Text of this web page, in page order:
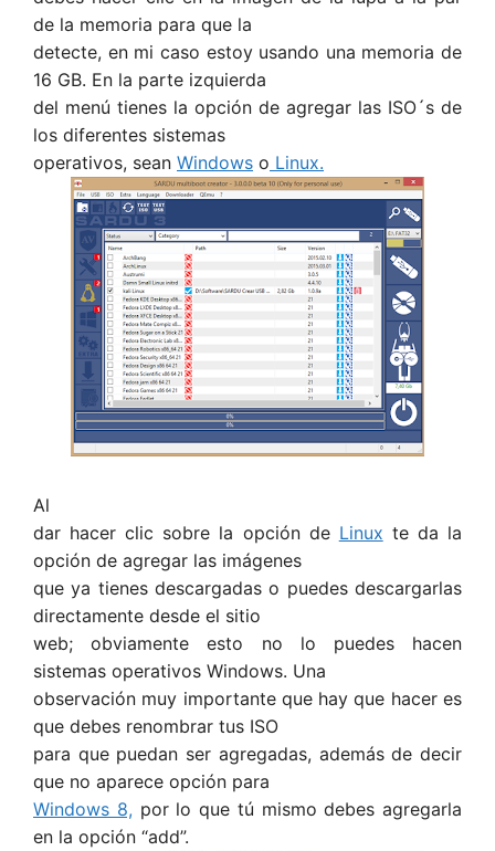
de la memoria para que la
detecte, en mi caso estoy usando una memoria de
16 GB. En la parte izquierda
del menú tienes la opción de agregar las ISO´s de
los diferentes sistemas
operativos, sean Windows o Linux.
Al
dar hacer clic sobre la opción de Linux te da la
opción de agregar las imágenes
que ya tienes descargadas o puedes descargarlas
directamente desde el sitio
web; obviamente esto no lo puedes hacen
sistemas operativos Windows. Una
observación muy importante que hay que hacer es
que debes renombrar tus ISO
para que puedan ser agregadas, además de decir
que no aparece opción para
Windows 8, por lo que tú mismo debes agregarla
en la opción “add”.